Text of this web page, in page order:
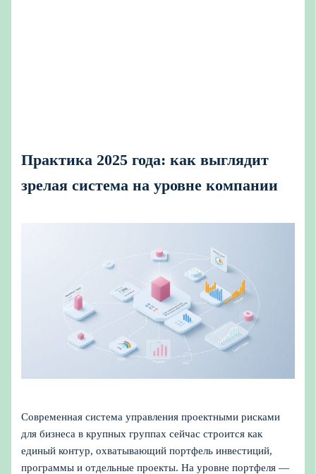
Практика 2025 года: как выглядит
зрелая система на уровне компании
Современная система управления проектными рисками
для бизнеса в крупных группах сейчас строится как
единый контур, охватывающий портфель инвестиций,
программы и отдельные проекты. На уровне портфеля —